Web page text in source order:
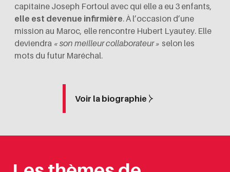
capitaine Joseph Fortoul avec qui elle a eu 3 enfants,
elle est devenue infirmière. À l’occasion d’une
mission au Maroc, elle rencontre Hubert Lyautey. Elle
deviendra « son meilleur collaborateur » selon les
mots du futur Maréchal.
Voir la biographie